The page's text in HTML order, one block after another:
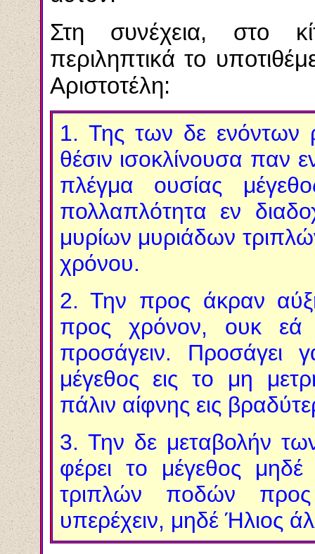
Στη συνέχεια, στο
περιληπτικά το
Αριστοτέλη:
1. Της των δε ενόντων
θέσιν ισοκλίνουσα παν
πλέγμα ουσίας
πολλαπλότητα εν
μυρίων μυριάδων
χρόνου.
2. Την προς άκραν
προς χρόνον, ουκ εά
προσάγειν.
μέγεθος εις το μη
πάλιν αίφνης εις
3. Την δε μεταβολήν
φέρει το μέγεθος
τριπλών ποδών
υπερέχειν, μηδέ Ήλιος